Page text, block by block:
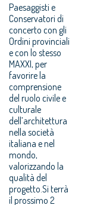
Paesaggisti e
Conservatori di
concerto con gli
Ordini provinciali
e con lo stesso
MAXXI, per
favorire la
comprensione
del ruolo civile e
culturale
dell’architettura
nella società
italiana e nel
mondo,
valorizzando la
qualità del
progetto.Si terrà
il prossimo 2